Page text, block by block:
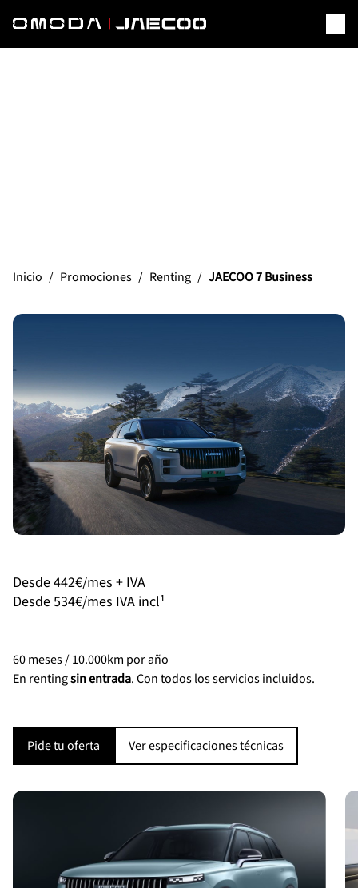
Inicio / Promociones / Renting / JAECOO 7 Business
Desde 442€/mes + IVA
Desde 534€/mes IVA incl¹
60 meses / 10.000km por año
En rentingsin entrada. Con todos los servicios incluidos.
Pide tu oferta Ver especificaciones técnicas